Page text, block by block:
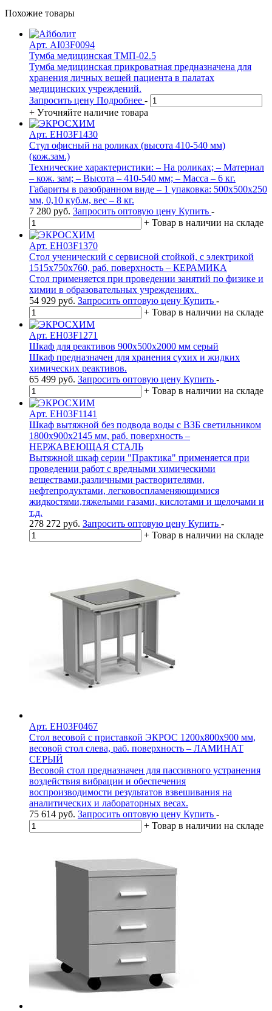
Похожие товары
Арт. AI03F0094
Тумба медицинская ТМП-02.5
Тумба медицинская прикроватная предназначена для
хранения личных вещей пациента в палатах
медицинских учреждений.
Запросить цену Подробнее -
+ Уточняйте наличие товара
Арт. EH03F1430
Стул офисный на роликах (высота 410-540 мм)
(кож.зам.)
Технические характеристики: – На роликах; – Материал
– кож. зам; – Высота – 410-540 мм; – Масса – 6 кг.
Габариты в разобранном виде – 1 упаковка: 500х500х250
мм, 0,10 куб.м, вес – 8 кг.
7 280 руб. Запросить оптовую цену Купить -
+ Товар в наличии на складе
Арт. EH03F1370
Стол ученический с сервисной стойкой, с электрикой
1515х750х760, раб. поверхность – КЕРАМИКА
Стол применяется при проведении занятий по физике и
химии в образовательных учреждениях.
54 929 руб. Запросить оптовую цену Купить -
+ Товар в наличии на складе
Арт. EH03F1271
Шкаф для реактивов 900х500х2000 мм серый
Шкаф предназначен для хранения сухих и жидких
химических реактивов.
65 499 руб. Запросить оптовую цену Купить -
+ Товар в наличии на складе
Арт. EH03F1141
Шкаф вытяжной без подвода воды с ВЗБ светильником
1800х900х2145 мм, раб. поверхность –
НЕРЖАВЕЮЩАЯ СТАЛЬ
Вытяжной шкаф серии "Практика" применяется при
проведении работ с вредными химическими
веществами,различными растворителями,
нефтепродуктами, легковоспламеняющимися
жидкостями,тяжелыми газами, кислотами и щелочами и
т.д.
278 272 руб. Запросить оптовую цену Купить -
+ Товар в наличии на складе
Арт. EH03F0467
Стол весовой с приставкой ЭКРОС 1200х800х900 мм,
весовой стол слева, раб. поверхность – ЛАМИНАТ
СЕРЫЙ
Весовой стол предназначен для пассивного устранения
воздействия вибрации и обеспечения
воспроизводимости результатов взвешивания на
аналитических и лабораторных весах.
75 614 руб. Запросить оптовую цену Купить -
+ Товар в наличии на складе